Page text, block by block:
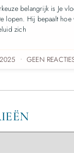
belangrijk is Je
lopen. Hij bepaalt hoe
zich
2025 GEEN